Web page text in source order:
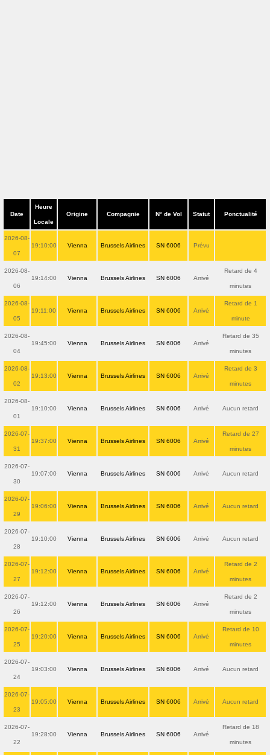
Date
Heure
Locale
Origine Compagnie N° de Vol Statut Ponctualité
2026-08-
07
19:10:00 Vienna Brussels Airlines SN 6006 Prévu
2026-08-
06
19:14:00 Vienna Brussels Airlines SN 6006 Arrivé
Retard de 4
minutes
2026-08-
05
19:11:00 Vienna Brussels Airlines SN 6006 Arrivé
Retard de 1
minute
2026-08-
04
19:45:00 Vienna Brussels Airlines SN 6006 Arrivé
Retard de 35
minutes
2026-08-
02
19:13:00 Vienna Brussels Airlines SN 6006 Arrivé
Retard de 3
minutes
2026-08-
01
19:10:00 Vienna Brussels Airlines SN 6006 Arrivé Aucun retard
2026-07-
31
19:37:00 Vienna Brussels Airlines SN 6006 Arrivé
Retard de 27
minutes
2026-07-
30
19:07:00 Vienna Brussels Airlines SN 6006 Arrivé Aucun retard
2026-07-
29
19:06:00 Vienna Brussels Airlines SN 6006 Arrivé Aucun retard
2026-07-
28
19:10:00 Vienna Brussels Airlines SN 6006 Arrivé Aucun retard
2026-07-
27
19:12:00 Vienna Brussels Airlines SN 6006 Arrivé
Retard de 2
minutes
2026-07-
26
19:12:00 Vienna Brussels Airlines SN 6006 Arrivé
Retard de 2
minutes
2026-07-
25
19:20:00 Vienna Brussels Airlines SN 6006 Arrivé
Retard de 10
minutes
2026-07-
24
19:03:00 Vienna Brussels Airlines SN 6006 Arrivé Aucun retard
2026-07-
23
19:05:00 Vienna Brussels Airlines SN 6006 Arrivé Aucun retard
2026-07-
22
19:28:00 Vienna Brussels Airlines SN 6006 Arrivé
Retard de 18
minutes